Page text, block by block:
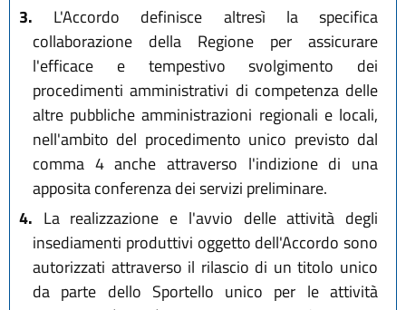
3. L'Accordo definisce altresì la specifica
collaborazione della Regione per assicurare
l'efficace e tempestivo svolgimento dei
procedimenti amministrativi di competenza delle
altre pubbliche amministrazioni regionali e locali,
nell'ambito del procedimento unico previsto dal
comma 4 anche attraverso l'indizione di una
apposita conferenza dei servizi preliminare.
4. La realizzazione e l'avvio delle attività degli
insediamenti produttivi oggetto dell'Accordo sono
autorizzati attraverso il rilascio di un titolo unico
da parte dello Sportello unico per le attività